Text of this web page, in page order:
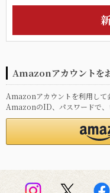
Amazonアカウントを
Amazonアカウントを利用して
AmazonのID、パスワードで、